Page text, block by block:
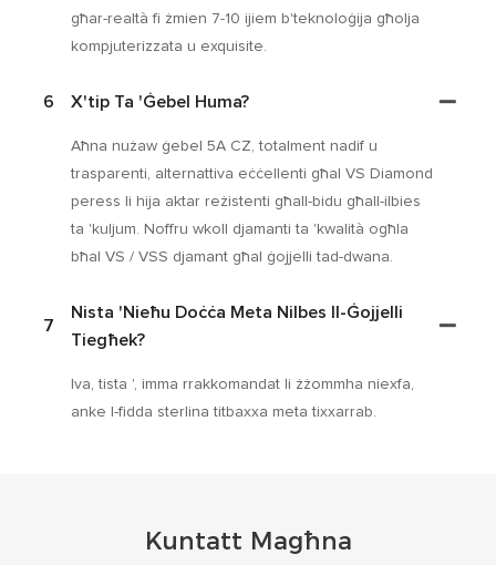
għar-realtà fi żmien 7-10 ijiem b'teknoloġija għolja
kompjuterizzata u exquisite.
6 X'tip Ta 'ġebel Huma?
Aħna nużaw ġebel 5A CZ, totalment nadif u
trasparenti, alternattiva eċċellenti għal VS Diamond
peress li hija aktar reżistenti għall-bidu għall-ilbies
ta 'kuljum. Noffru wkoll djamanti ta 'kwalità ogħla
bħal VS / VSS djamant għal ġojjelli tad-dwana.
7
Nista 'nieħu Doċċa Meta Nilbes Il-Ġojjelli
Tiegħek?
Iva, tista ', imma rrakkomandat li żżommha niexfa,
anke l-fidda sterlina titbaxxa meta tixxarrab.
Kuntatt Magħna